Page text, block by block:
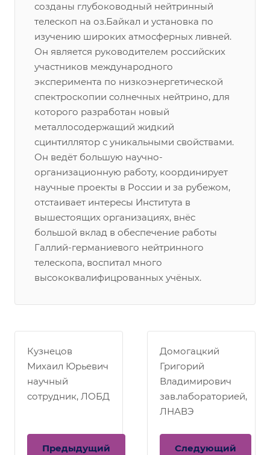
созданы глубоководный нейтринный
телескоп на оз.Байкал и установка по
изучению широких атмосферных ливней.
Он является руководителем российских
участников международного
эксперимента по низкоэнергетической
спектроскопии солнечных нейтрино, для
которого разработан новый
металлосодержащий жидкий
сцинтиллятор с уникальными свойствами.
Он ведёт большую научно-
организационную работу, координирует
научные проекты в России и за рубежом,
отстаивает интересы Института в
вышестоящих организациях, внёс
большой вклад в обеспечение работы
Галлий-германиевого нейтринного
телескопа, воспитал много
высококвалифицрованных учёных.
Кузнецов
Михаил Юрьевич
научный
сотрудник, ЛОБД
Предыдущий
Домогацкий
Григорий
Владимирович
зав.лабораторией,
ЛНАВЭ
Следующий